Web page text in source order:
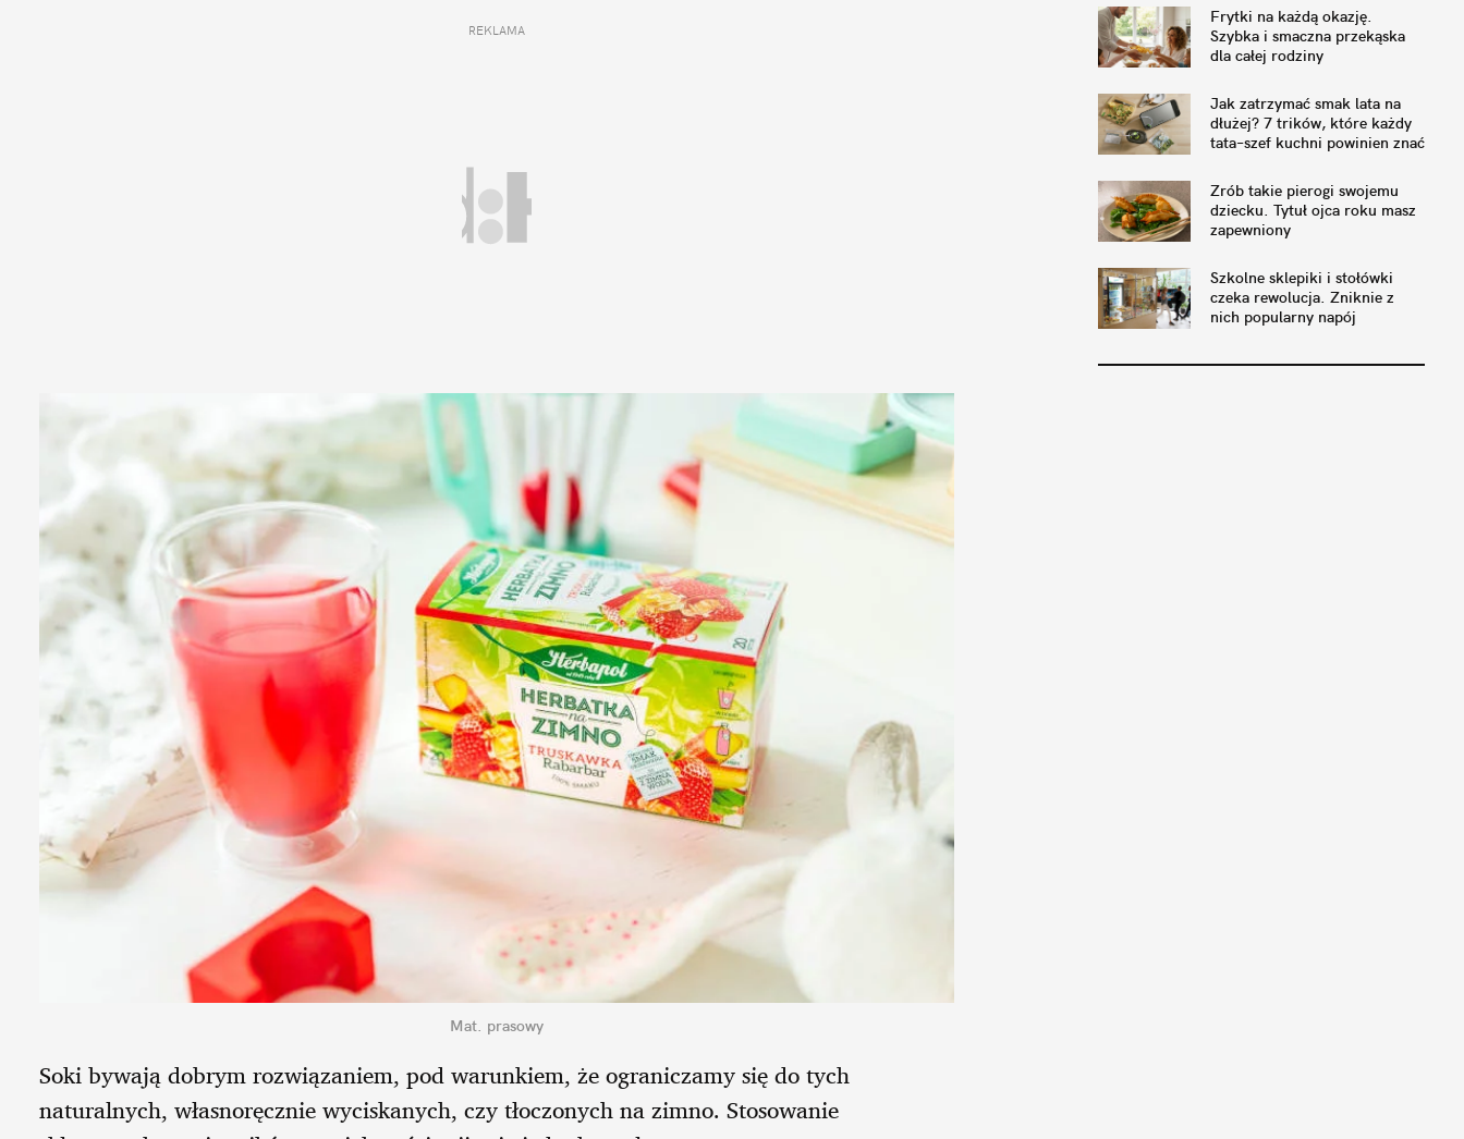
REKLAMA
Mat. prasowy
Soki bywają dobrym rozwiązaniem, pod warunkiem, że ograniczamy się do tych
naturalnych, własnoręcznie wyciskanych, czy tłoczonych na zimno. Stosowanie
Frytki na każdą okazję.
Szybka i smaczna przekąska
dla całej rodziny
Jak zatrzymać smak lata na
dłużej? 7 trików, które każdy
tata–szef kuchni powinien znać
Zrób takie pierogi swojemu
dziecku. Tytuł ojca roku masz
zapewniony
Szkolne sklepiki i stołówki
czeka rewolucja. Zniknie z
nich popularny napój